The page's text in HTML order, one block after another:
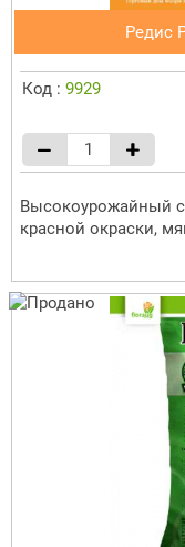
Редис
Код : 9929
Высокоурожайный
красной окраски,